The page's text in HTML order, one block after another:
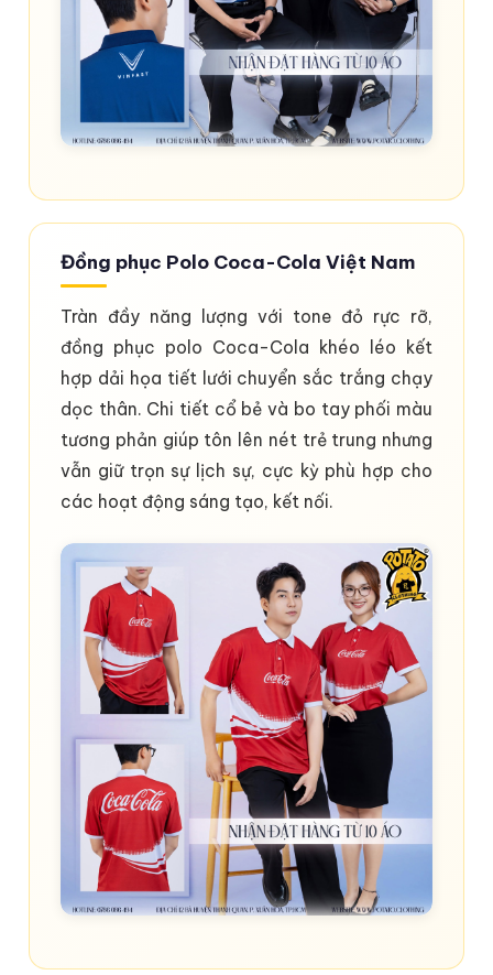
Đồng phục Polo Coca-Cola Việt Nam
Tràn đầy năng lượng với tone đỏ rực rỡ,
đồng phục polo Coca-Cola khéo léo kết
hợp dải họa tiết lưới chuyển sắc trắng chạy
dọc thân. Chi tiết cổ bẻ và bo tay phối màu
tương phản giúp tôn lên nét trẻ trung nhưng
vẫn giữ trọn sự lịch sự, cực kỳ phù hợp cho
các hoạt động sáng tạo, kết nối.